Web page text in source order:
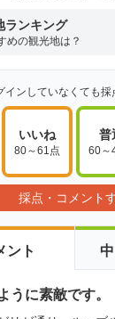
ランキング
めの観光地は？
インしていなくても採
いいね
80～61点
普
60～
採点・コメント
ント
うに素敵です。